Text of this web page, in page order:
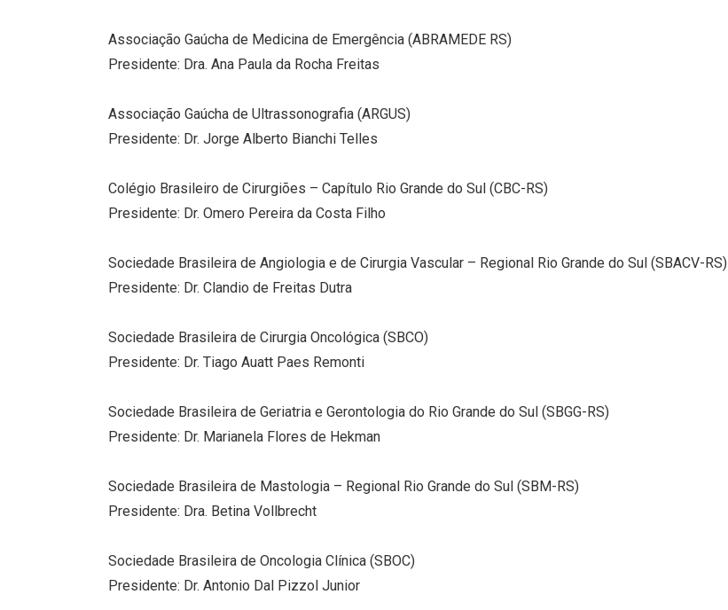
Associação Gaúcha de Medicina de Emergência (ABRAMEDE RS)
Presidente: Dra. Ana Paula da Rocha Freitas
Associação Gaúcha de Ultrassonografia (ARGUS)
Presidente: Dr. Jorge Alberto Bianchi Telles
Colégio Brasileiro de Cirurgiões – Capítulo Rio Grande do Sul (CBC-RS)
Presidente: Dr. Omero Pereira da Costa Filho
Sociedade Brasileira de Angiologia e de Cirurgia Vascular – Regional Rio Grande do Sul (SBACV-RS)
Presidente: Dr. Clandio de Freitas Dutra
Sociedade Brasileira de Cirurgia Oncológica (SBCO)
Presidente: Dr. Tiago Auatt Paes Remonti
Sociedade Brasileira de Geriatria e Gerontologia do Rio Grande do Sul (SBGG-RS)
Presidente: Dr. Marianela Flores de Hekman
Sociedade Brasileira de Mastologia – Regional Rio Grande do Sul (SBM-RS)
Presidente: Dra. Betina Vollbrecht
Sociedade Brasileira de Oncologia Clínica (SBOC)
Presidente: Dr. Antonio Dal Pizzol Junior